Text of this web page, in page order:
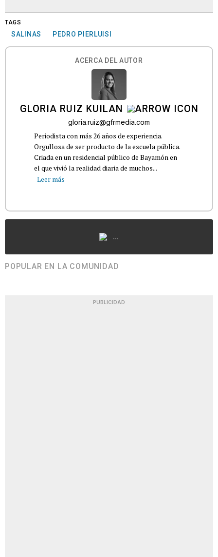
TAGS
SALINAS PEDRO PIERLUISI
ACERCA DEL AUTOR
GLORIA RUIZ KUILAN
gloria.ruiz@gfrmedia.com
Periodista con más 26 años de experiencia.
Orgullosa de ser producto de la escuela pública.
Criada en un residencial público de Bayamón en
el que vivió la realidad diaria de muchos...
Leer más
...
POPULAR EN LA COMUNIDAD
PUBLICIDAD